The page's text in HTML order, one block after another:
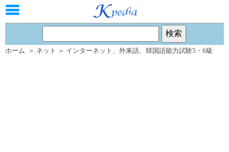
ホーム ＞ ネット ＞ インターネット 、 外来語、 韓国語能力試験5・6級